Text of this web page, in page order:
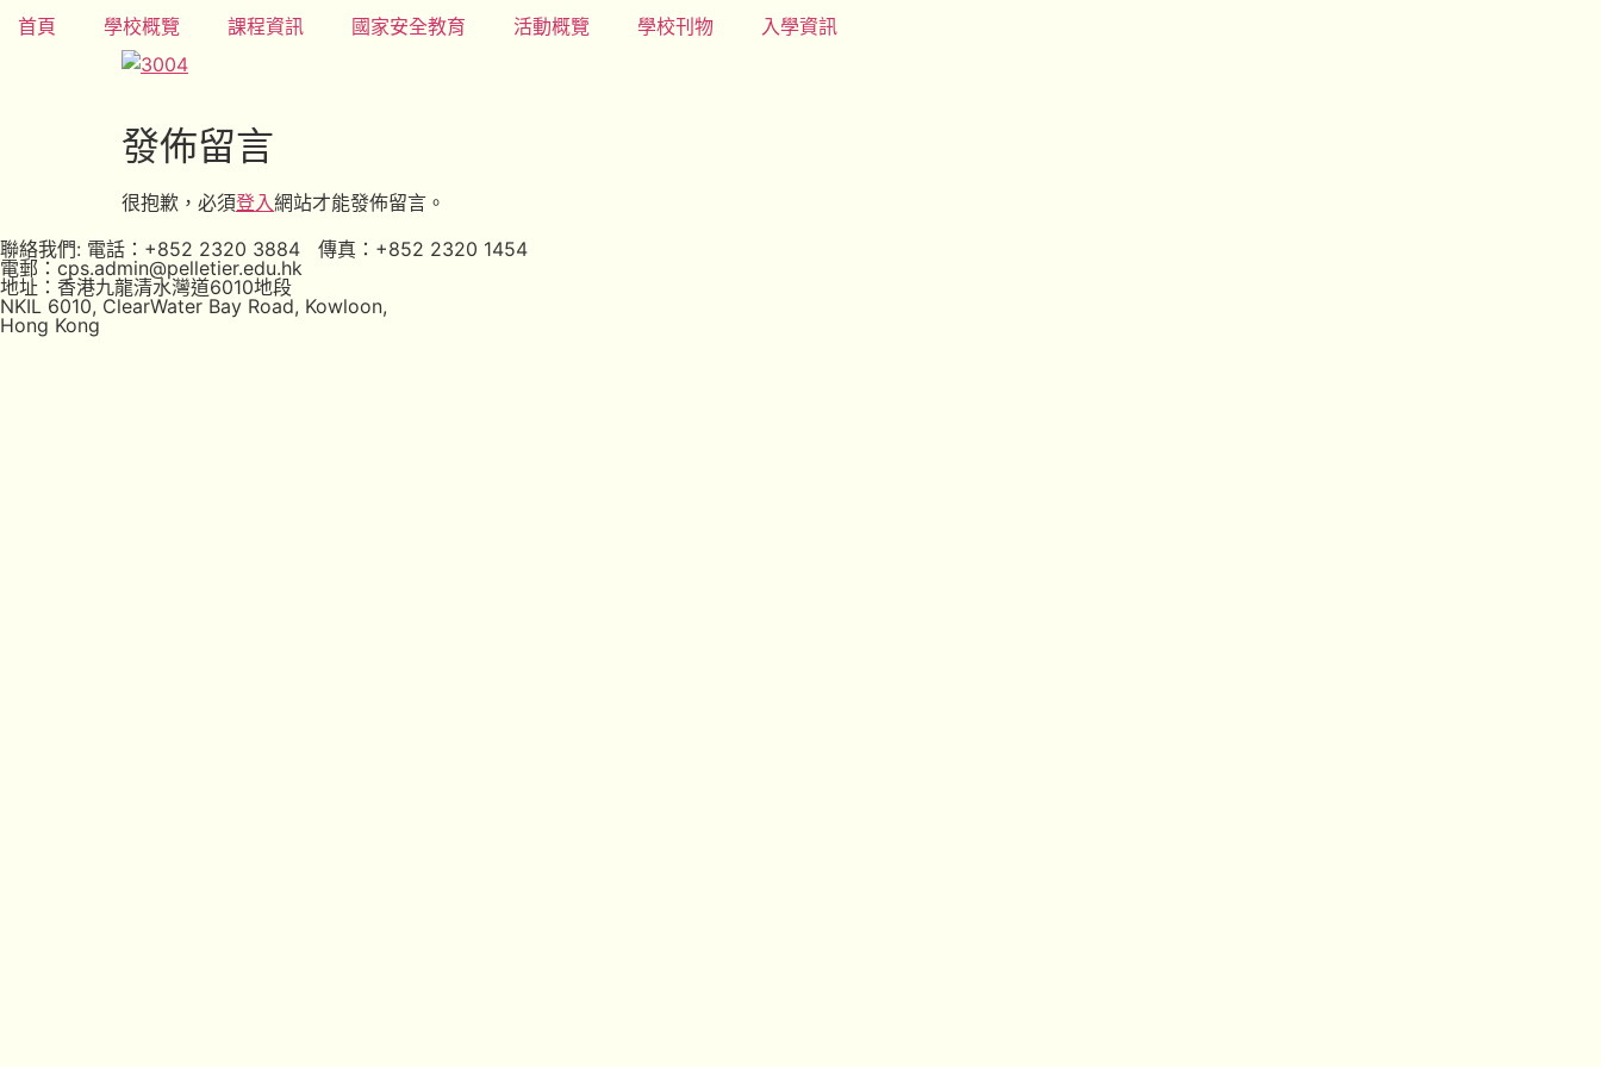
首頁 學校概覽 課程資訊 國家安全教育 活動概覽 學校刊物 入學資訊
發佈留言
很抱歉，必須登入網站才能發佈留言。
聯絡我們: 電話：+852 2320 3884 傳真：+852 2320 1454
電郵：cps.admin@pelletier.edu.hk
地址：香港九龍清水灣道6010地段
NKIL 6010, ClearWater Bay Road, Kowloon,
Hong Kong